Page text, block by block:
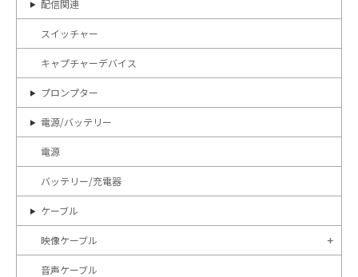
配信関連
スイッチャー
キャプチャーデバイス
プロンプター
電源/バッテリー
電源
バッテリー/充電器
ケーブル
映像ケーブル
音声ケーブル